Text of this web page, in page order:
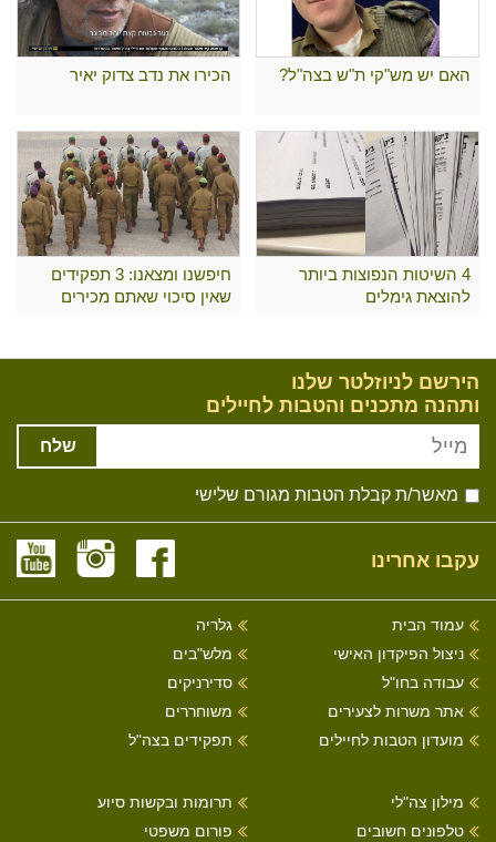
האם יש מש"קי ת"ש בצה"ל? הכירו את נדב צדוק יאיר
4 השיטות הנפוצות ביותר
להוצאת גימלים
חיפשנו ומצאנו: 3 תפקידים
שאין סיכוי שאתם מכירים
הירשם לניוזלטר שלנו
ותהנה מתכנים והטבות לחיילים
שלח
מאשר/ת קבלת הטבות מגורם שלישי
עקבו אחרינו
עמוד הבית
ניצול הפיקדון האישי
עבודה בחו"ל
אתר משרות לצעירים
מועדון הטבות לחיילים
גלריה
מלש"בים
סדירניקים
משוחררים
תפקידים בצה"ל
מילון צה"לי
טלפונים חשובים
תרומות ובקשות סיוע
פורום משפטי